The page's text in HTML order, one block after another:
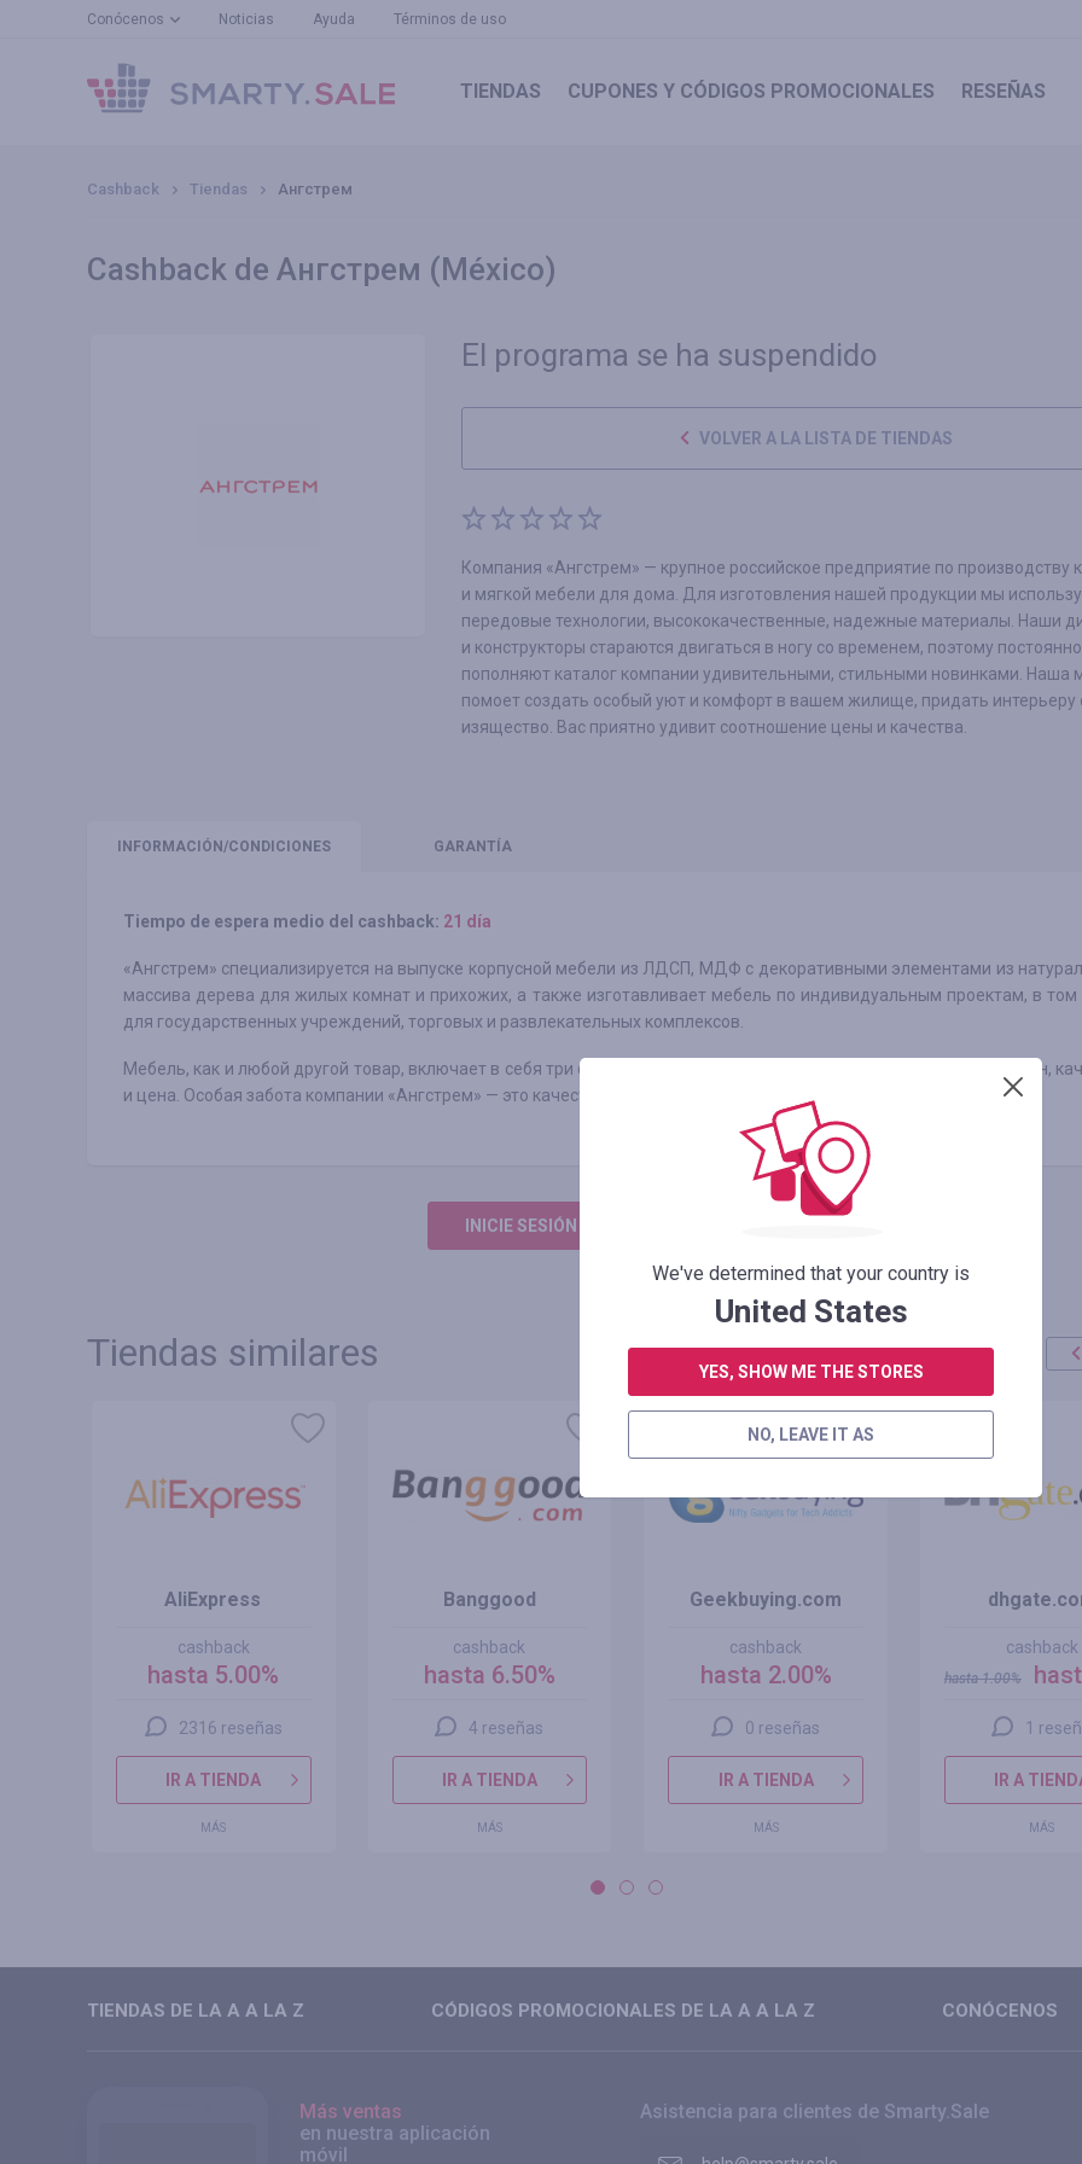
Conócenos Noticias Ayuda Términos de uso
TIENDAS CUPONES Y CÓDIGOS PROMOCIONALES RESEÑAS
Cashback Tiendas Ангстрем
Cashback de Ангстрем (México)
El programa se ha suspendido
VOLVER A LA LISTA DE TIENDAS
Компания «Ангстрем» — крупное российское предприятие по производству
и мягкой мебели для дома. Для изготовления нашей продукции мы
передовые технологии, высококачественные, надежные материалы. Наши
и конструкторы стараются двигаться в ногу со временем, поэтому постоянно
пополняют каталог компании удивительными, стильными новинками. Наша
помоет создать особый уют и комфорт в вашем жилище, придать интерьеру
изящество. Вас приятно удивит соотношение цены и качества.
INFORMACIÓN /CONDICIONES GARANTÍA
Tiempo de espera medio del cashback: 21 día
«Ангстрем» специализируется на выпуске корпусной мебели из ЛДСП, МДФ с декоративными элементами из
массива дерева для жилых комнат и прихожих, а также изготавливает мебель по индивидуальным проектам, в том
для государственных учреждений, торговых и развлекательных комплексов.
Мебель, как и любой другой товар, включает в себя три фактора, которые определяют его успех на рынке: дизайн,
и цена. Особая забота компании «Ангстрем» — это качество продукции.
INICIE SESIÓN PARA DEJAR UNA RESEÑA
Tiendas similares
AliExpress
cashback
hasta 5.00%
2316 reseñas
IR A TIENDA
MÁS
Banggood
cashback
hasta 6.50%
4 reseñas
IR A TIENDA
MÁS
Geekbuying.com
cashback
hasta 2.00%
0 reseñas
IR A TIENDA
MÁS
oferta
cashback
hasta1.00%
1
IR A
MÁS
TIENDAS DE LA A A LA Z CÓDIGOS PROMOCIONALES DE LA A A LA Z CONÓCENOS
Más ventas
en nuestra aplicación
móvil
Asistencia para clientes de Smarty.Sale
We've determined that your country is
United States
YES, SHOW ME THE STORES
NO, LEAVE IT AS